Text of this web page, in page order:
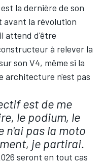
la dernière de son
avant la révolution
attend d'être
à relever la
son V4, même si la
architecture n'est pas
est de me
le podium, le
n'ai pas la moto
je partirai.
seront en tout cas